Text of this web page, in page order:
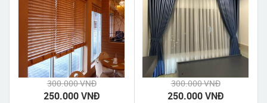
300.000 VNĐ
250.000 VNĐ
300.000 VNĐ
250.000 VNĐ